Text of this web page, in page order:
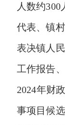
人数约300
代表、镇
表决镇人
工作报告
2024年财
事项目候